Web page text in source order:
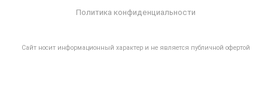
Политика конфиденциальности
Cайт носит информационный характер и не является публичной офертой